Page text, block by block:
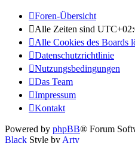
Foren-Übersicht
Alle Zeiten sind
Alle Cookies des Boards
Datenschutzrichtlinie
Nutzungsbedingungen
Das Team
Impressum
Kontakt
Powered by phpBB® Forum
Black Style by Arty